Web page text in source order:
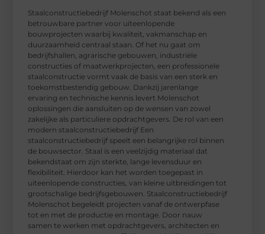
Staalconstructiebedrijf Molenschot staat bekend als een
betrouwbare partner voor uiteenlopende
bouwprojecten waarbij kwaliteit, vakmanschap en
duurzaamheid centraal staan. Of het nu gaat om
bedrijfshallen, agrarische gebouwen, industriële
constructies of maatwerkprojecten, een professionele
staalconstructie vormt vaak de basis van een sterk en
toekomstbestendig gebouw. Dankzij jarenlange
ervaring en technische kennis levert Molenschot
oplossingen die aansluiten op de wensen van zowel
zakelijke als particuliere opdrachtgevers. De rol van een
modern staalconstructiebedrijf Een
staalconstructiebedrijf speelt een belangrijke rol binnen
de bouwsector. Staal is een veelzijdig materiaal dat
bekendstaat om zijn sterkte, lange levensduur en
flexibiliteit. Hierdoor kan het worden toegepast in
uiteenlopende constructies, van kleine uitbreidingen tot
grootschalige bedrijfsgebouwen. Staalconstructiebedrijf
Molenschot begeleidt projecten vanaf de ontwerpfase
tot en met de productie en montage. Door nauw
samen te werken met opdrachtgevers, architecten en